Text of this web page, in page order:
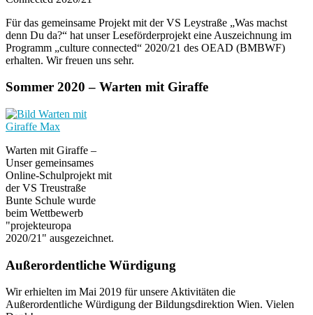
Für das gemeinsame Projekt mit der VS Leystraße „Was machst
denn Du da?“ hat unser Leseförderprojekt eine Auszeichnung im
Programm „culture connected“ 2020/21 des OEAD (BMBWF)
erhalten. Wir freuen uns sehr.
Sommer 2020 – Warten mit Giraffe
Warten mit Giraffe –
Unser gemeinsames
Online-Schulprojekt mit
der VS Treustraße
Bunte Schule wurde
beim Wettbewerb
"projekteuropa
2020/21" ausgezeichnet.
Außerordentliche Würdigung
Wir erhielten im Mai 2019 für unsere Aktivitäten die
Außerordentliche Würdigung der Bildungsdirektion Wien. Vielen